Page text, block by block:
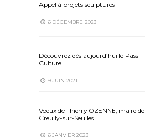
Appel à projets sculptures
6 DÉCEMBRE 2023
Découvrez dès aujourd’hui le Pass
Culture
9 JUIN 2021
Voeux de Thierry OZENNE, maire de
Creully-sur-Seulles
6 JANVIER 2023